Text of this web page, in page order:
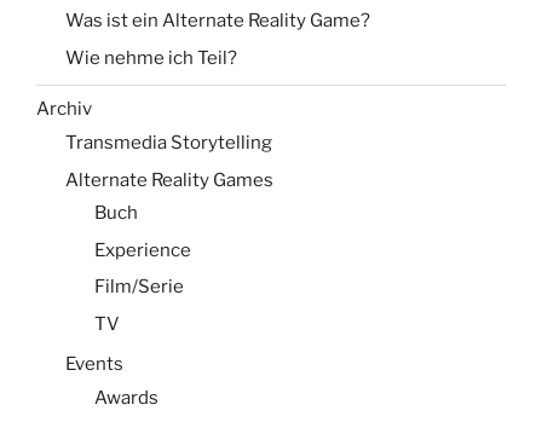
Was ist ein Alternate Reality Game?
Wie nehme ich Teil?
Archiv
Transmedia Storytelling
Alternate Reality Games
Buch
Experience
Film/Serie
TV
Events
Awards